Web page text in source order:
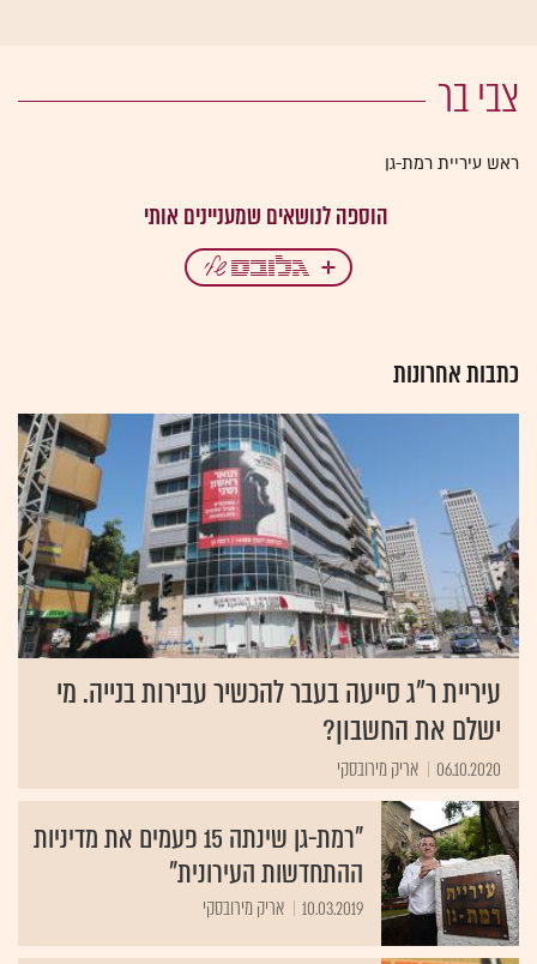
צבי בר
ראש עיריית רמת-גן
כתבות אחרונות
עיריית ר"ג סייעה בעבר להכשיר עבירות בנייה. מי
ישלם את החשבון?
06.10.2020 אריק מירובסקי
"רמת-גן שינתה 15 פעמים את מדיניות
ההתחדשות העירונית"
10.03.2019 אריק מירובסקי